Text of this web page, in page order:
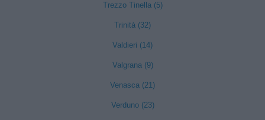
Trezzo Tinella (5)
Trinità (32)
Valdieri (14)
Valgrana (9)
Venasca (21)
Verduno (23)